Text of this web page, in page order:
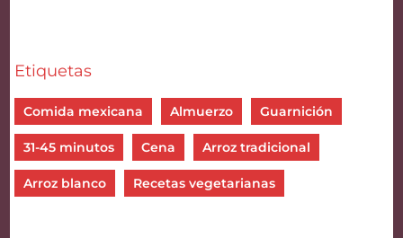
Etiquetas
Comida mexicana Almuerzo Guarnición
31-45 minutos Cena Arroz tradicional
Arroz blanco Recetas vegetarianas